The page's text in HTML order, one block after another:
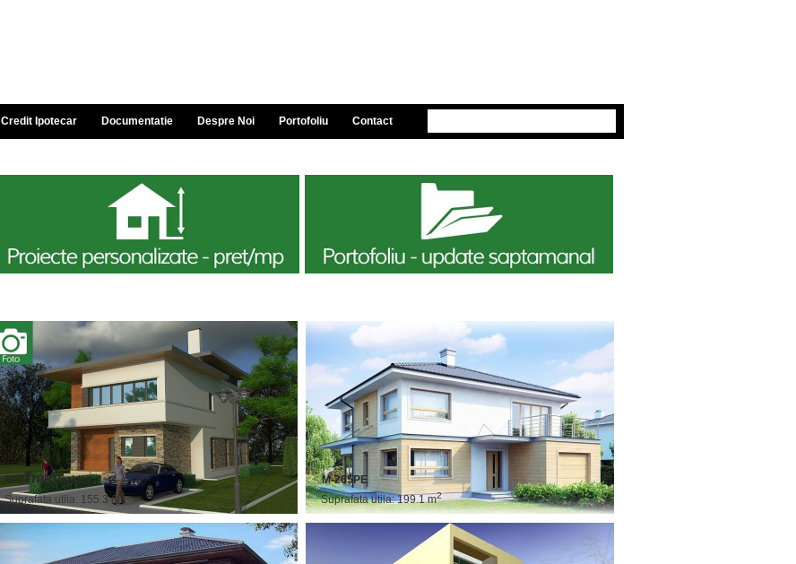
Credit Ipotecar Documentatie Despre Noi Portofoliu Contact
M-207PE Peridot
Suprafata utila: 155.3 m2
M-265PE
Suprafata utila: 199.1 m2